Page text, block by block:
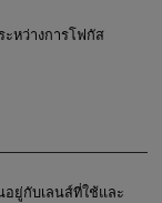
หว่างการโฟกัส
ยู่กับเลนส์ที่ใช้และ